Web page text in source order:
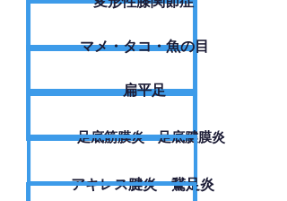
​マメ・タコ・魚の目
扁平足
足底筋膜炎・足底腱膜炎
アキレス腱炎・鵞足炎